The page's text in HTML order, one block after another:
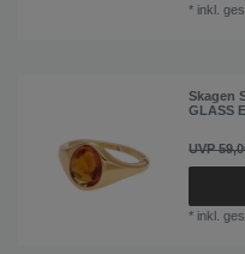
* inkl.
Skagen
GLASS
UVP
* inkl.